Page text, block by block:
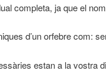
completa, ja que el
d’un orfebre com:
estan a la vostra